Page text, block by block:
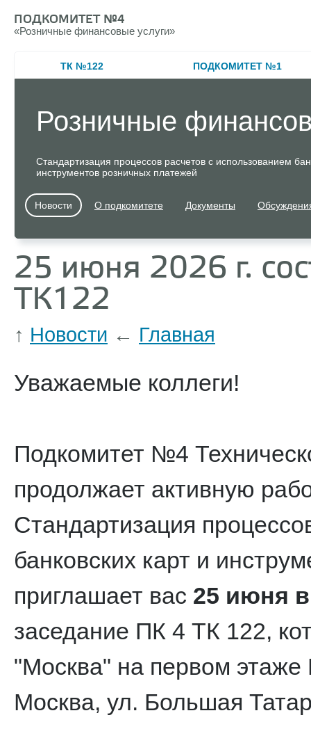
ПОДКОМИТЕТ №4
«Розничные финансовые услуги»
ТК №122 ПОДКОМИТЕТ №1
Розничные
Стандартизация процессов расчетов с использованием
инструментов розничных платежей
Новости О подкомитете Документы
25 июня 2026 г.
ТК122
↑ Новости ← Главная
Уважаемые коллеги!
Подкомитет №4
продолжает активную
Стандартизация
банковских карт и
приглашает вас 25 июня
заседание ПК 4 ТК 122,
"Москва" на первом этаже
Москва, ул. Большая